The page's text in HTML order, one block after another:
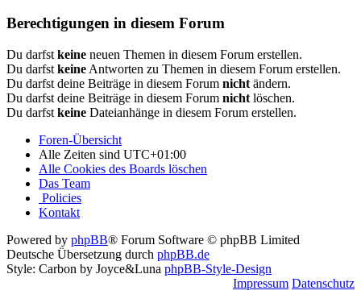
Berechtigungen in diesem Forum
Du darfst keine neuen Themen in diesem Forum erstellen.
Du darfst keine Antworten zu Themen in diesem Forum erstellen.
Du darfst deine Beiträge in diesem Forum nicht ändern.
Du darfst deine Beiträge in diesem Forum nicht löschen.
Du darfst keine Dateianhänge in diesem Forum erstellen.
Foren-Übersicht
Alle Zeiten sind UTC+01:00
Alle Cookies des Boards löschen
Das Team
Policies
Kontakt
Powered by phpBB® Forum Software © phpBB Limited
Deutsche Übersetzung durch phpBB.de
Style: Carbon by Joyce&Luna phpBB-Style-Design
Impressum Datenschutz